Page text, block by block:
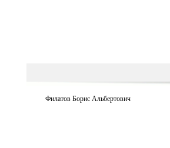
Филатов Борис Альбертович